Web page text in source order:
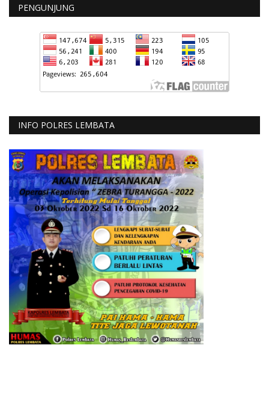
PENGUNJUNG
INFO POLRES LEMBATA